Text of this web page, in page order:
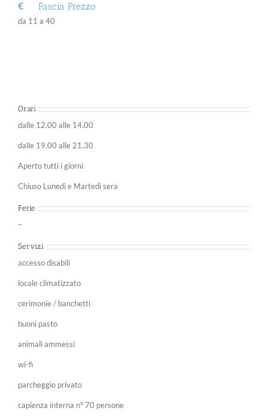
Fascia Prezzo
da 11 a 40
Orari
dalle 12.00 alle 14.00
dalle 19.00 alle 21.30
Aperto tutti i giorni
Chiuso Lunedì e Martedì sera
Ferie
–
Servizi
accesso disabili
locale climatizzato
cerimonie / banchetti
buoni pasto
animali ammessi
wi-fi
parcheggio privato
capienza interna n° 70 persone